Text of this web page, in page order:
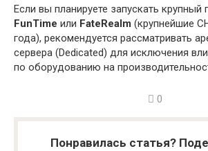
Если вы планируете запускать крупный
FunTime или FateRealm (крупнейшие
года), рекомендуется рассматривать
сервера (Dedicated) для исключения
по оборудованию на
0
Понравилась статья?